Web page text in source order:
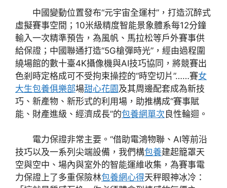
中國變動位置發布“元宇宙全運村”，打造沉醉式
虛擬賽事空間；10米級精度智能景象體系每12分鐘
輸入一次精準預告，為風帆、馬拉松等戶外賽事供
給保證；中國聯通打造“5G槍彈時光”，經由過程圍
繞場館的數十臺4K攝像機與AI技巧協同，將競賽出
色剎時定格成可不受拘束操控的“時空切片”……賽女
大生包養俱樂部場甜心花園及其周邊配套成為新技
巧、新產物、新形式的利用場，助推構成“賽事賦
能、財產進級、經濟成長”的包養網單次 良性輪迴。
電力保證非常主要。“借助電鴻物聯、AI等前沿
技巧以及一系列尖端設備，我們構包養建起籠罩天
空與空中、場內與室外的智能運維收集，為賽事電
力保證上了多重保險林包養網心得天秤眼神冰冷：